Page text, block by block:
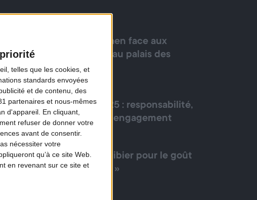
telles que les cookies, et
standards envoyées
et de contenu, des
partenaires et nous-mêmes
d'appareil. En cliquant,
refuser de donner votre
avant de consentir.
nécessiter votre
qu’à ce site Web.
en revenant sur ce site et
Willy Schraen face aux
chasseurs au palais des
Papes
ÉPISODE 2
Saison 2025 : responsabilité,
passion et engagement
« Osez le gibier pour le goût
et la santé »